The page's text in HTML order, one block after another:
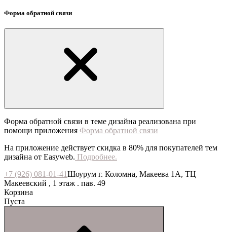
Форма обратной связи
Форма обратной связи в теме дизайна реализована при
помощи приложения Форма обратной связи
На приложение действует скидка в 80% для покупателей тем
дизайна от Easyweb. Подробнее.
+7 (926) 081-01-41Шоурум г. Коломна, Макеева 1А, ТЦ
Макеевский , 1 этаж . пав. 49
Корзина
Пуста